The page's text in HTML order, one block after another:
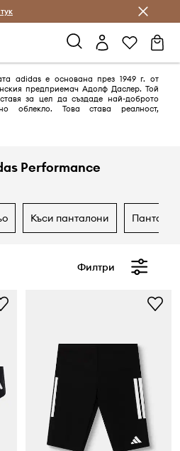
с Answear Club
adidas е основана през 1949 г. от
предприемач Адолф Даслер. Той
за цел да създаде най-доброто
облекло. Това става реалност,
Performance
къси панталони
Филтри